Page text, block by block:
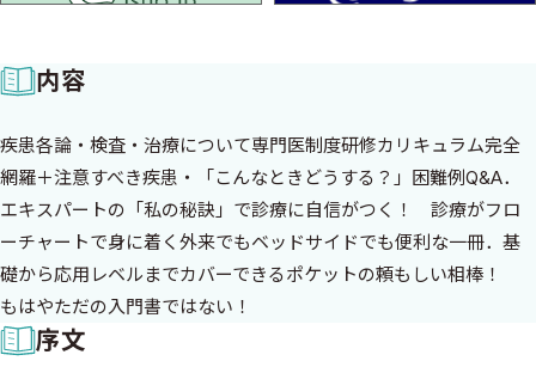
内容
疾患各論・検査・治療について専門医制度研修カリキュラム完全
網羅＋注意すべき疾患・「こんなときどうする？」困難例Q&A．
エキスパートの「私の秘訣」で診療に自信がつく！ 診療がフロ
ーチャートで身に着く外来でもベッドサイドでも便利な一冊．基
礎から応用レベルまでカバーできるポケットの頼もしい相棒！
もはやただの入門書ではない！
序文